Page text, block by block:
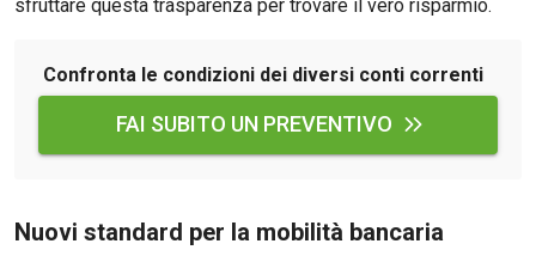
sfruttare questa trasparenza per trovare il vero risparmio.
Confronta le condizioni dei diversi conti correnti
FAI SUBITO UN PREVENTIVO
Nuovi standard per la mobilità bancaria